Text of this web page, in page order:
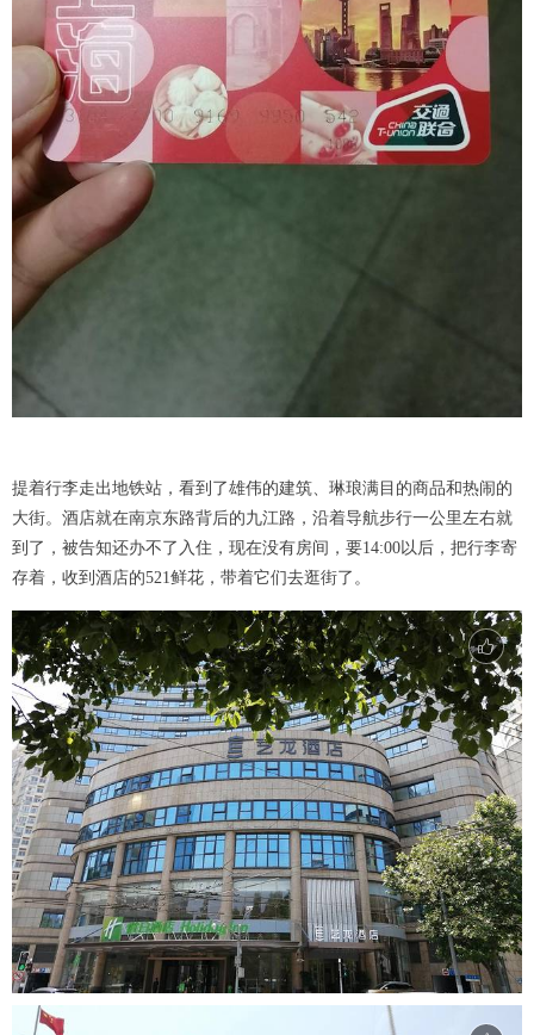
提着行李走出地铁站，看到了雄伟的建筑、琳琅满目的商品和热闹的
大街。酒店就在南京东路背后的九江路，沿着导航步行一公里左右就
到了，被告知还办不了入住，现在没有房间，要14:00以后，把行李寄
存着，收到酒店的521鲜花，带着它们去逛街了。